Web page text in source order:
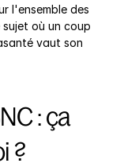
l'ensemble des
où un coup
vaut son
: ça
?